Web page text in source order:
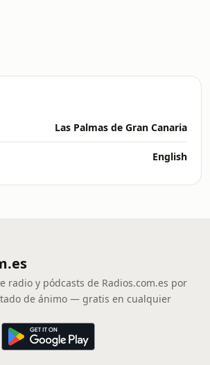
Las Palmas de Gran Canaria
English
radio y pódcasts de Radios.com.es por
de ánimo — gratis en cualquier